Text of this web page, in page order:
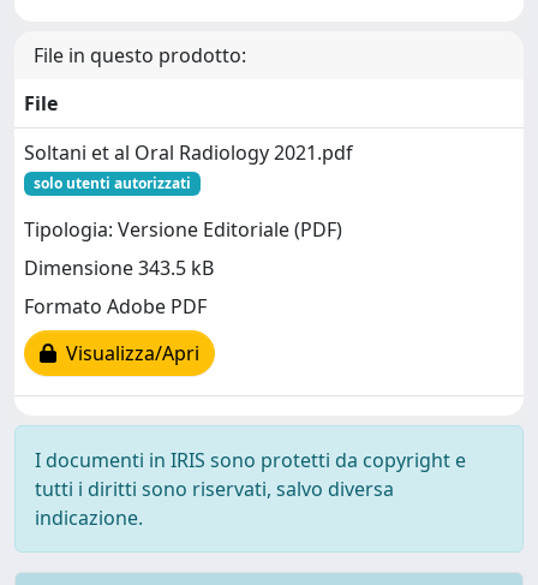
File in questo prodotto:
File
Soltani et al Oral Radiology 2021.pdf
solo utenti autorizzati
Tipologia: Versione Editoriale (PDF)
Dimensione 343.5 kB
Formato Adobe PDF
Visualizza/Apri
I documenti in IRIS sono protetti da copyright e
tutti i diritti sono riservati, salvo diversa
indicazione.